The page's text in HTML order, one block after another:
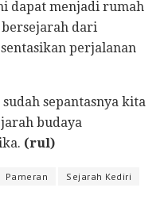
dapat menjadi rumah
dari
perjalanan
sepantasnya kita
budaya
(rul)
Pameran Sejarah Kediri